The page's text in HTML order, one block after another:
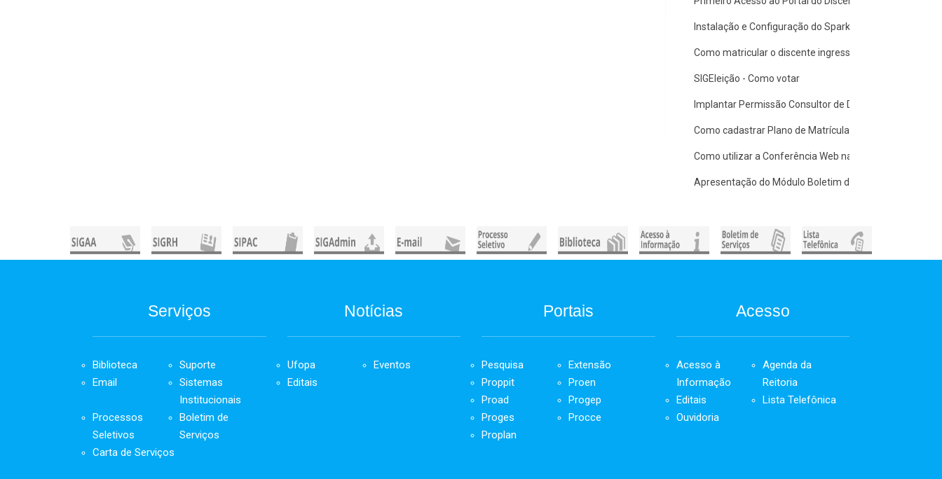
Instalação e Configuração do Spark
Como matricular o discente ingressante em Plano de
SIGEleição - Como votar
Implantar Permissão Consultor de Dados Acadêmicos
Como cadastrar Plano de Matrícula para Discente
Como utilizar a Conferência Web na Ufopa
Apresentação do Módulo Boletim de Serviços
Serviços
Biblioteca
Suporte
Email
Sistemas
Institucionais
Processos
Seletivos
Boletim de
Serviços
Carta de Serviços
Notícias
Ufopa
Eventos
Editais
Portais
Pesquisa
Extensão
Proppit
Proen
Proad
Progep
Proges
Procce
Proplan
Acesso
Acesso à
Informação
Agenda da
Reitoria
Editais
Lista Telefônica
Ouvidoria